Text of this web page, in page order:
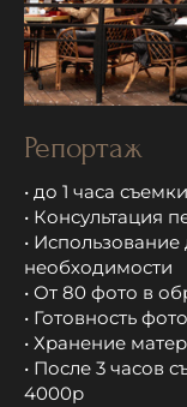
Репортаж
• до 1 часа съемки
• Консультация
•
необходимости
• От 80 фото в
• Готовность
• Хранение
• После 3 часов
4000р